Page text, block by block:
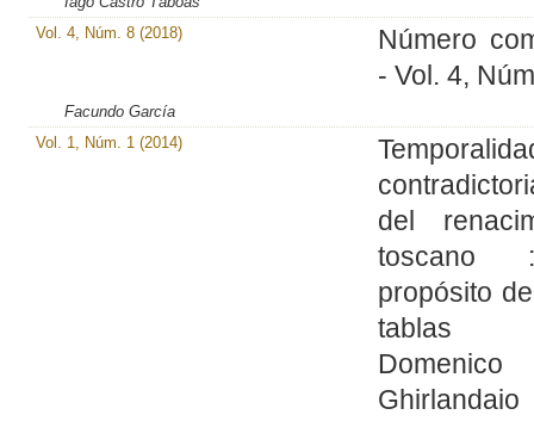
Vol. 4, Núm. 8 (2018)
Número
- Vol. 4,
Facundo García
Vol. 1, Núm. 1 (2014)
del
propósito
tablas
Domenico